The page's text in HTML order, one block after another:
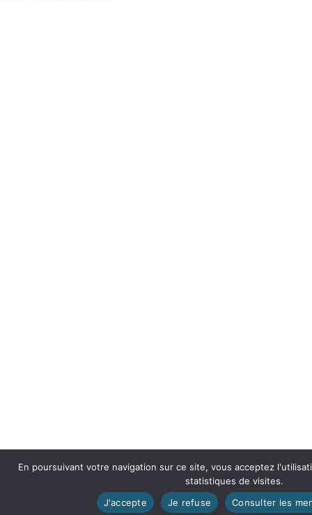
En poursuivant votre navigation sur ce site, vous acceptez
statistiques de visites.
J'accepte
Je refuse Consulter les